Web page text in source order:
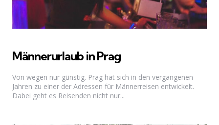
Männerurlaub in Prag
Von wegen nur günstig. Prag hat sich in den vergangenen
Jahren zu einer der Adressen für Männerreisen entwickelt.
Dabei geht es Reisenden nicht nur...